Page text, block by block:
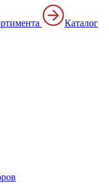
Каталог